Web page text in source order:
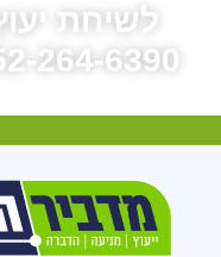
לשיחת
6390 , 052-236-2310